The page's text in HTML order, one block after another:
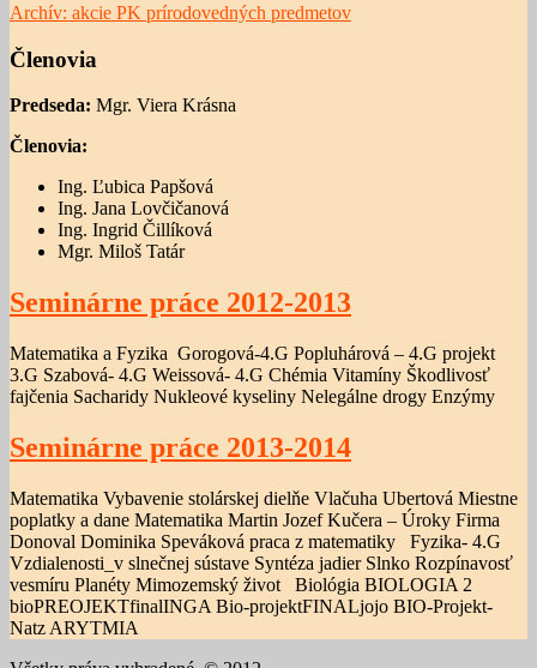
Archív: akcie PK prírodovedných predmetov
Členovia
Predseda: Mgr. Viera Krásna
Členovia:
Ing. Ľubica Papšová
Ing. Jana Lovčičanová
Ing. Ingrid Čillíková
Mgr. Miloš Tatár
Seminárne práce 2012-2013
Matematika a Fyzika Gorogová-4.G Popluhárová – 4.G projekt
3.G Szabová- 4.G Weissová- 4.G Chémia Vitamíny Škodlivosť
fajčenia Sacharidy Nukleové kyseliny Nelegálne drogy Enzýmy
Seminárne práce 2013-2014
Matematika Vybavenie stolárskej dielňe Vlačuha Ubertová Miestne
poplatky a dane Matematika Martin Jozef Kučera – Úroky Firma
Donoval Dominika Speváková praca z matematiky Fyzika- 4.G
Vzdialenosti_v slnečnej sústave Syntéza jadier Slnko Rozpínavosť
vesmíru Planéty Mimozemský život Biológia BIOLOGIA 2
bioPREOJEKTfinalINGA Bio-projektFINALjojo BIO-Projekt-
Natz ARYTMIA